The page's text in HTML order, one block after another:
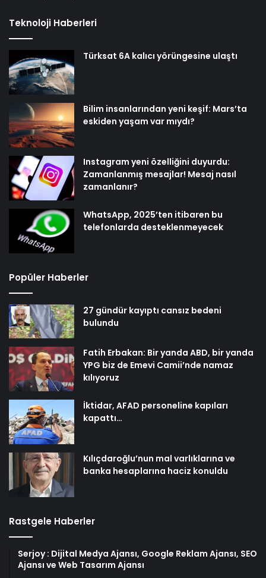
Teknoloji Haberleri
Türksat 6A kalıcı yörüngesine ulaştı
Bilim insanlarından yeni keşif: Mars’ta
eskiden yaşam var mıydı?
Instagram yeni özelliğini duyurdu:
Zamanlanmış mesajlar! Mesaj nasıl
zamanlanır?
WhatsApp, 2025’ten itibaren bu
telefonlarda desteklenmeyecek
Popüler Haberler
27 gündür kayıptı cansız bedeni
bulundu
Fatih Erbakan: Bir yanda ABD, bir yanda
YPG biz de Emevi Camii’nde namaz
kılıyoruz
İktidar, AFAD personeline kapıları
kapattı…
Kılıçdaroğlu’nun mal varlıklarına ve
banka hesaplarına haciz konuldu
Rastgele Haberler
Serjoy : Dijital Medya Ajansı, Google Reklam Ajansı, SEO
Ajansı ve Web Tasarım Ajansı